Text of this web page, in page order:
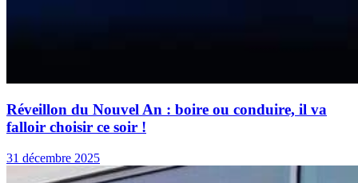
Réveillon du Nouvel An : boire ou conduire, il va
falloir choisir ce soir !
31 décembre 2025